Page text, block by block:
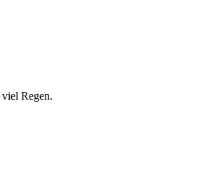
Regen.